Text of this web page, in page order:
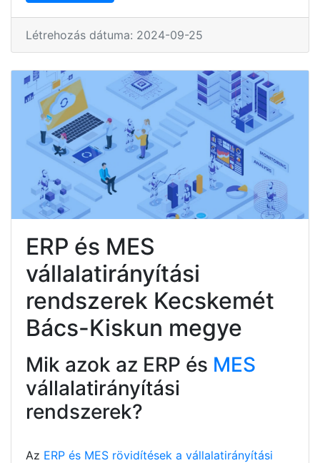
Létrehozás dátuma: 2024-09-25
ERP és MES
vállalatirányítási
rendszerek Kecskemét
Bács-Kiskun megye
Mik azok az ERP és MES
vállalatirányítási
rendszerek?
Az ERP és MES rövidítések a vállalatirányítási